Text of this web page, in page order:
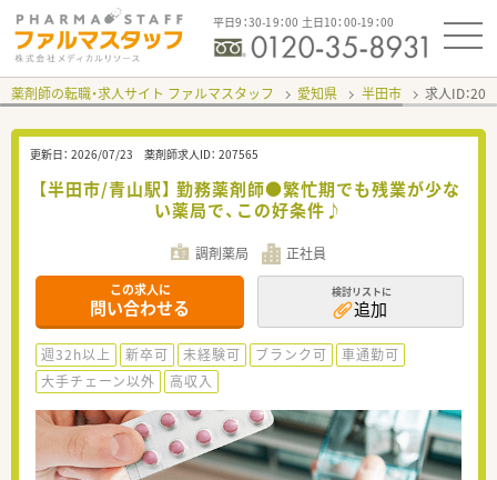
平日9：30-19：00 土日10：00-19：00
薬剤師の転職・求人サイト ファルマスタッフ 愛知県 半田市 求人ID：
更新日： 2026/07/23 薬剤師求人ID： 207565
【半田市/青山駅】 勤務薬剤師●繁忙期でも残業が少な
い薬局で、この好条件♪
調剤薬局 正社員
この求人に
問い合わせる
検討リストに
追加
週32h以上 新卒可 未経験可 ブランク可
車通勤可
大手チェーン以外
高収入